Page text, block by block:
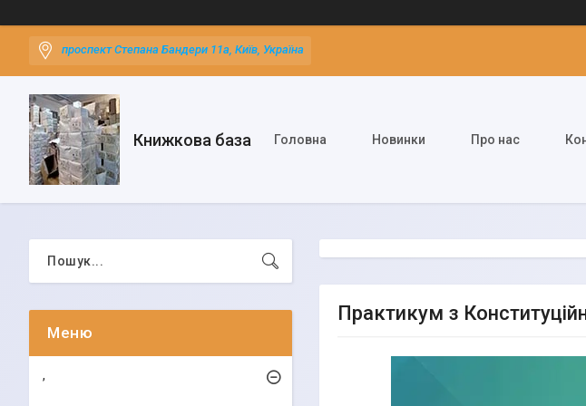
проспект Степана Бандери 11а, Київ, Україна
Книжкова база Головна Новинки Про нас
Практикум з
,